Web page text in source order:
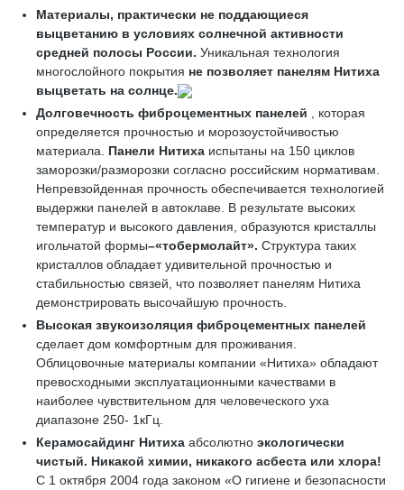
Материалы, практически не поддающиеся
выцветанию в условиях солнечной активности
средней полосы России. Уникальная технология
многослойного покрытия не позволяет панелям Нитиха
выцветать на солнце.
Долговечность фиброцементных панелей
, которая
определяется прочностью и морозоустойчивостью
материала. Панели Нитиха испытаны на 150 циклов
заморозки/разморозки согласно российским нормативам.
Непревзойденная прочность обеспечивается технологией
выдержки панелей в автоклаве. В результате высоких
температур и высокого давления, образуются кристаллы
игольчатой формы–«тобермолайт». Структура таких
кристаллов обладает удивительной прочностью и
стабильностью связей, что позволяет панелям Нитиха
демонстрировать высочайшую прочность.
Высокая звукоизоляция фиброцементных панелей
сделает дом комфортным для проживания.
Облицовочные материалы компании «Нитиха» обладают
превосходными эксплуатационными качествами в
наиболее чувствительном для человеческого уха
диапазоне 250- 1кГц.
Керамосайдинг Нитиха абсолютно экологически
чистый. Никакой химии, никакого асбеста или хлора!
С 1 октября 2004 года законом «О гигиене и безопасности